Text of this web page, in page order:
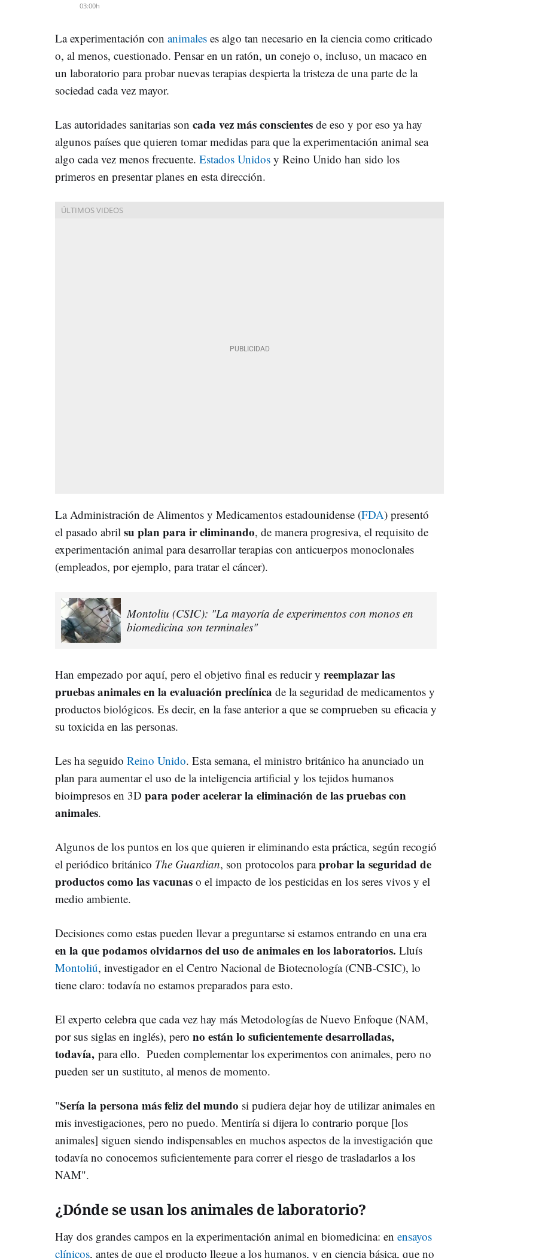
03:00h
La experimentación con animales es algo tan necesario en la ciencia como criticado
o, al menos, cuestionado. Pensar en un ratón, un conejo o, incluso, un macaco en
un laboratorio para probar nuevas terapias despierta la tristeza de una parte de la
sociedad cada vez mayor.
Las autoridades sanitarias son cada vez más conscientes de eso y por eso ya hay
algunos países que quieren tomar medidas para que la experimentación animal sea
algo cada vez menos frecuente. Estados Unidos y Reino Unido han sido los
primeros en presentar planes en esta dirección.
La Administración de Alimentos y Medicamentos estadounidense (FDA) presentó
el pasado abril su plan para ir eliminando, de manera progresiva, el requisito de
experimentación animal para desarrollar terapias con anticuerpos monoclonales
(empleados, por ejemplo, para tratar el cáncer).
Montoliu (CSIC): "La mayoría de experimentos con monos en
biomedicina son terminales"
Han empezado por aquí, pero el objetivo final es reducir y reemplazar las
pruebas animales en la evaluación preclínica de la seguridad de medicamentos y
productos biológicos. Es decir, en la fase anterior a que se comprueben su eficacia y
su toxicida en las personas.
Les ha seguido Reino Unido. Esta semana, el ministro británico ha anunciado un
plan para aumentar el uso de la inteligencia artificial y los tejidos humanos
bioimpresos en 3D para poder acelerar la eliminación de las pruebas con
animales.
Algunos de los puntos en los que quieren ir eliminando esta práctica, según recogió
el periódico británico The Guardian, son protocolos paraprobar la seguridad de
productos como las vacunas o el impacto de los pesticidas en los seres vivos y el
medio ambiente.
Decisiones como estas pueden llevar a preguntarse si estamos entrando en una era
en la que podamos olvidarnos del uso de animales en los laboratorios. Lluís
Montoliú, investigador en el Centro Nacional de Biotecnología (CNB-CSIC), lo
tiene claro: todavía no estamos preparados para esto.
El experto celebra que cada vez hay más Metodologías de Nuevo Enfoque (NAM,
por sus siglas en inglés), pero no están lo suficientemente desarrolladas,
todavía, para ello. Pueden complementar los experimentos con animales, pero no
pueden ser un sustituto, al menos de momento.
"Sería la persona más feliz del mundo si pudiera dejar hoy de utilizar animales en
mis investigaciones, pero no puedo. Mentiría si dijera lo contrario porque [los
animales] siguen siendo indispensables en muchos aspectos de la investigación que
todavía no conocemos suficientemente para correr el riesgo de trasladarlos a los
NAM".
¿Dónde se usan los animales de laboratorio?
Hay dos grandes campos en la experimentación animal en biomedicina: en ensayos
clínicos, antes de que el producto llegue a los humanos, y en ciencia básica, que no